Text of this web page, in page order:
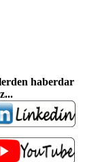
haberdar